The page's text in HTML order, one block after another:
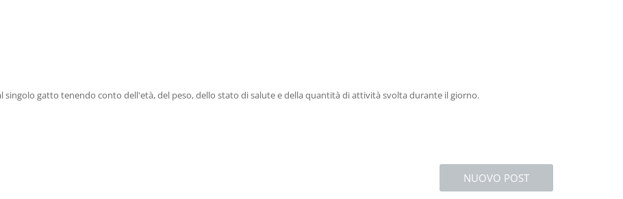
singolo gatto tenendo conto dell'età, del peso, dello stato di salute e della quantità di attività svolta durante il giorno.
NUOVO POST